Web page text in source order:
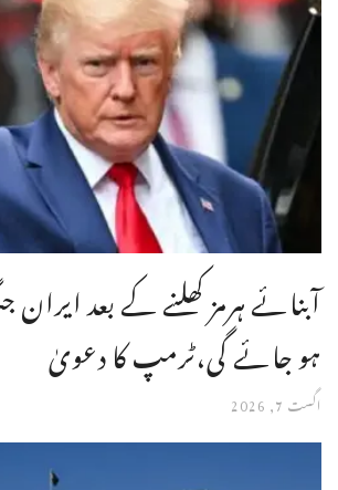
آبنائے ہرمز کھلنے کے بعد
ہو جائے گی،ٹرمپ کا دعویٰ
اگست 7, 2026